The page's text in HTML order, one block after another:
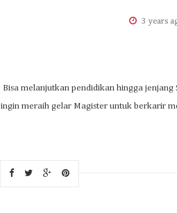
3 years
Bisa melanjutkan pendidikan hingga
ingin meraih gelar Magister untuk berkarir